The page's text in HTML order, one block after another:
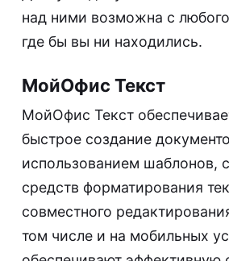
над ними возможна с
где бы вы ни находились.
МойОфис Текст
МойОфис Текст
быстрое создание
использованием шаблонов,
средств форматирования
совместного
том числе и на мобильных